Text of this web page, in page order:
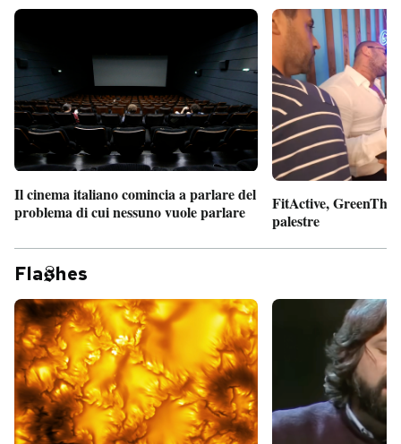
Il cinema italiano comincia a parlare del
problema di cui nessuno vuole parlare
FitActive,
palestre
Fla hes